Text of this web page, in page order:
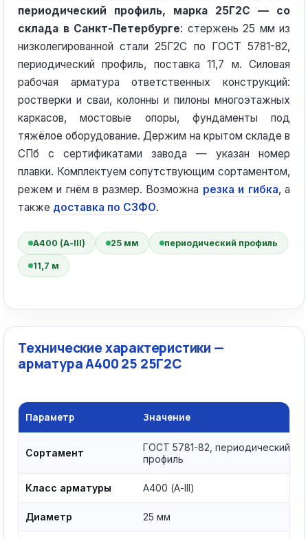
периодический профиль, марка 25Г2С — со
склада в Санкт-Петербурге: стержень 25 мм из
низколегированной стали 25Г2С по ГОСТ 5781-82,
периодический профиль, поставка 11,7 м. Силовая
рабочая арматура ответственных конструкций:
ростверки и сваи, колонны и пилоны многоэтажных
каркасов, мостовые опоры, фундаменты под
тяжёлое оборудование. Держим на крытом складе в
СПб с сертификатами завода — указан номер
плавки. Комплектуем сопутствующим сортаментом,
режем и гнём в размер. Возможна резка и гибка, а
также доставка по СЗФО.
А400 (А-III) 25 мм периодический профиль
11,7 м
Технические характеристики —
арматура А400 25 25Г2С
Параметр Значение
Сортамент
ГОСТ 5781-82, периодический
профиль
Класс арматуры А400 (А-III)
Диаметр 25 мм